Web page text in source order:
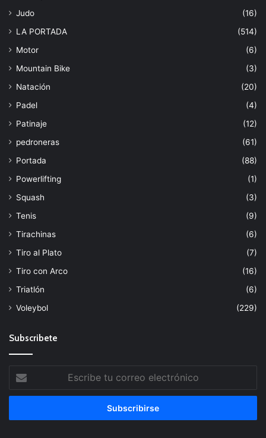
Judo
(16)
LA PORTADA
(514)
Motor
(6)
Mountain Bike
(3)
Natación
(20)
Padel
(4)
Patinaje
(12)
pedroneras
(61)
Portada
(88)
Powerlifting
(1)
Squash
(3)
Tenis
(9)
Tirachinas
(6)
Tiro al Plato
(7)
Tiro con Arco
(16)
Triatlón
(6)
Voleybol
(229)
Subscribete
tu
correo